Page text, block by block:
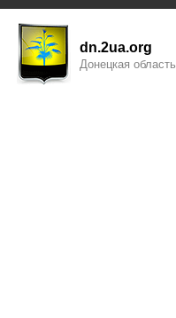
dn.2ua.org
Донецкая область